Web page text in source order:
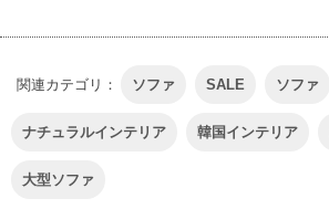
関連カテゴリ： ソファ SALE ソファ
ナチュラルインテリア 韓国インテリア
大型ソファ